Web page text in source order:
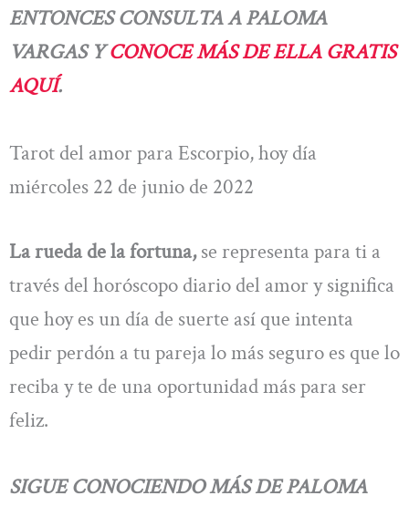
ENTONCES CONSULTA A PALOMA
VARGAS YCONOCE MÁS DE ELLA GRATIS
AQUÍ.
Tarot del amor para Escorpio, hoy día
miércoles 22 de junio de 2022
La rueda de la fortuna,se representa para ti a
través del horóscopo diario del amor y significa
que hoy es un día de suerte así que intenta
pedir perdón a tu pareja lo más seguro es que lo
reciba y te de una oportunidad más para ser
feliz.
SIGUE CONOCIENDO MÁS DE PALOMA